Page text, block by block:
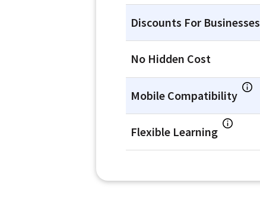
Discounts For Businesses
No Hidden Cost
Mobile Compatibility
Flexible Learning